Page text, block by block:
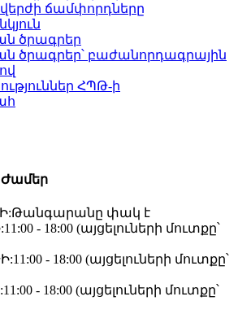
ճամփորդները
ծրագրեր
ծրագրեր՝ բաժանորդագրային
ՀՊԹ-ի
Թանգարանը փակ է
11:00 - 18:00 (այցելուների մուտքը՝
11:00 - 18:00 (այցելուների մուտքը՝
11:00 - 18:00 (այցելուների մուտքը՝